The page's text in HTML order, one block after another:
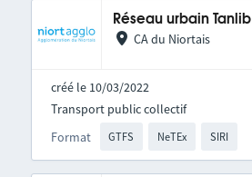
Réseau urbain Tanlib
CA du Niortais
créé le 10/03/2022
Format GTFS NeTEx SIRI
Transport public collectif